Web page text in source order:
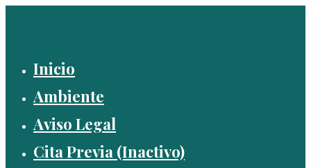
Inicio
Ambiente
Aviso Legal
Cita Previa (Inactivo)